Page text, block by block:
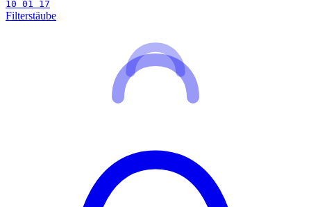
10 01 17
Filterstäube